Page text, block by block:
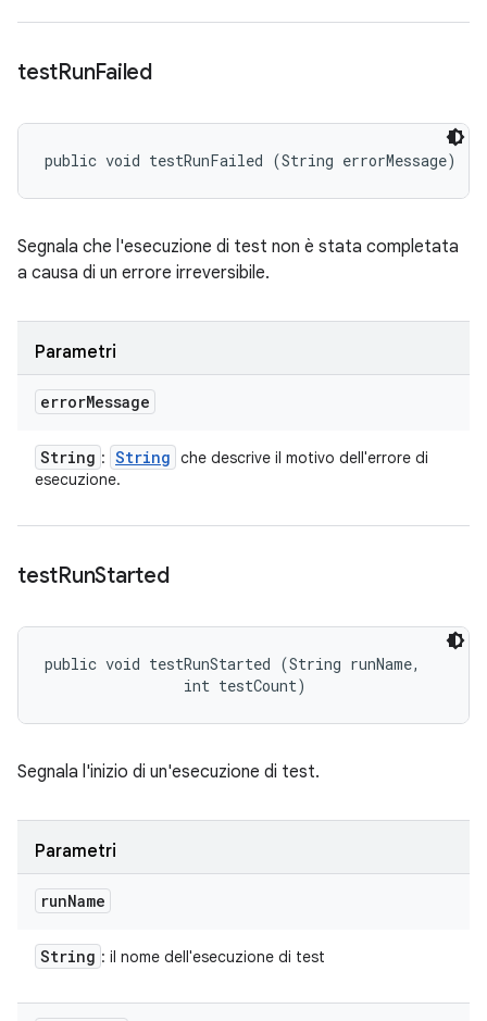
testRunFailed
public void testRunFailed (String errorMessage)
Segnala che l'esecuzione di test non è stata completata
a causa di un errore irreversibile.
Parametri
errorMessage
String : String che descrive il motivo dell'errore di
esecuzione.
testRunStarted
public void testRunStarted (String runName,
                int testCount)
Segnala l'inizio di un'esecuzione di test.
Parametri
runName
String : il nome dell'esecuzione di test